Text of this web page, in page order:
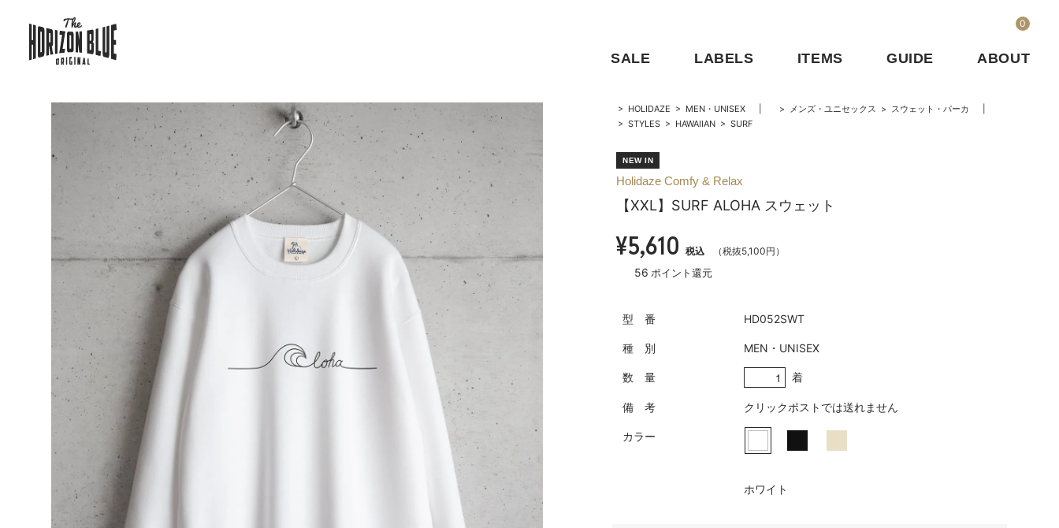
0
SALE LABELS ITEMS GUIDE ABOUT
> HOLIDAZE > MEN・UNISEX > メンズ・ユニセックス > スウェット・パーカ
> STYLES > HAWAIIAN >SURF
Holidaze Comfy & Relax
【XXL】SURF ALOHA スウェット
¥5,610 税込 （税抜5,100円）
56 ポイント還元
型 番 HD052SWT
種 別 MEN・UNISEX
数 量 着
備 考 クリックポストでは送れません
カラー
ホワイト